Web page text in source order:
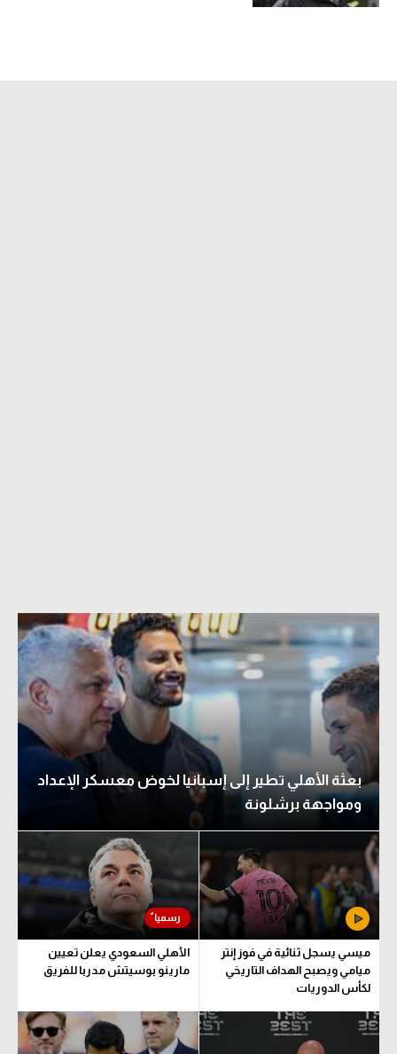
بعثة الأهلي تطير إلى إسبانيا لخوض معسكر الإعداد
ومواجهة برشلونة
ميسي يسجل ثنائية في فوز إنتر
ميامي ويصبح الهداف التاريخي
لكأس الدوريات
الأهلي السعودي يعلن تعيين
مارينو بوسيتش مدربا للفريق